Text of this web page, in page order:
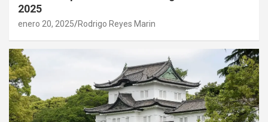
2025
enero 20, 2025 Rodrigo Reyes Marin